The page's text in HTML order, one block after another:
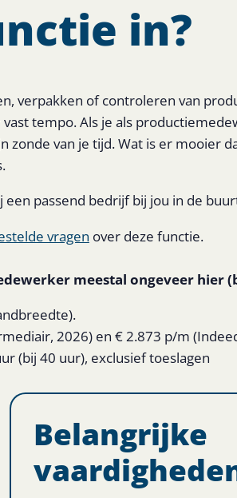
in?
verpakken of controleren van
tempo. Als je als
zonde van je tijd. Wat is er mooier
passend bedrijf bij jou in de
vragen over deze functie.
meestal ongeveer hier
2026) en € 2.873 p/m
(bij 40 uur), exclusief toeslagen
Belangrijke